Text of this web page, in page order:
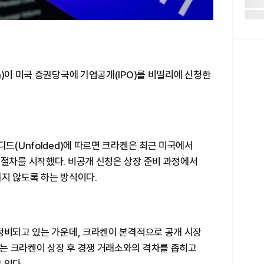
미국 증권당국에 기업공개(IPO)를 비밀리에 신청한
드(Unfolded)에 따르면 크라켄은 최근 미국에서
를 시작했다. 비공개 신청은 상장 준비 과정에서
않도록 하는 방식이다.
되고 있는 가운데, 크라켄이 본격적으로 공개 시장
크라켄이 상장 후 경쟁 거래소와의 격차를 좁히고